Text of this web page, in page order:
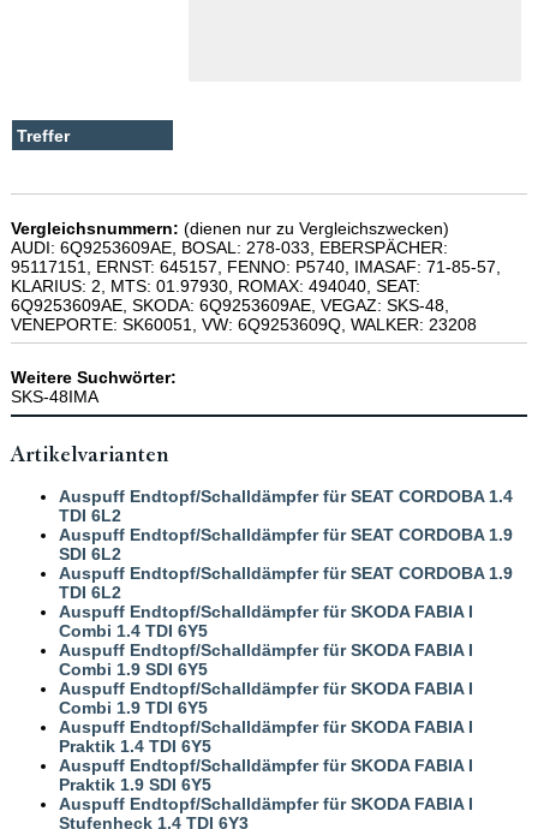
Vergleichsnummern: (dienen nur zu Vergleichszwecken)
AUDI: 6Q9253609AE, BOSAL: 278-033, EBERSPÄCHER:
95117151, ERNST: 645157, FENNO: P5740, IMASAF: 71-85-57,
KLARIUS: 2, MTS: 01.97930, ROMAX: 494040, SEAT:
6Q9253609AE, SKODA: 6Q9253609AE, VEGAZ: SKS-48,
VENEPORTE: SK60051, VW: 6Q9253609Q, WALKER: 23208
Weitere Suchwörter:
SKS-48IMA
Artikelvarianten
Auspuff Endtopf/Schalldämpfer für SEAT CORDOBA 1.4
TDI 6L2
Auspuff Endtopf/Schalldämpfer für SEAT CORDOBA 1.9
SDI 6L2
Auspuff Endtopf/Schalldämpfer für SEAT CORDOBA 1.9
TDI 6L2
Auspuff Endtopf/Schalldämpfer für SKODA FABIA I
Combi 1.4 TDI 6Y5
Auspuff Endtopf/Schalldämpfer für SKODA FABIA I
Combi 1.9 SDI 6Y5
Auspuff Endtopf/Schalldämpfer für SKODA FABIA I
Combi 1.9 TDI 6Y5
Auspuff Endtopf/Schalldämpfer für SKODA FABIA I
Praktik 1.4 TDI 6Y5
Auspuff Endtopf/Schalldämpfer für SKODA FABIA I
Praktik 1.9 SDI 6Y5
Auspuff Endtopf/Schalldämpfer für SKODA FABIA I
Stufenheck 1.4 TDI 6Y3